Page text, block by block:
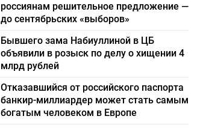
россиянам решительное предложение —
до сентябрьских «выборов»
Бывшего зама Набиуллиной в ЦБ
объявили в розыск по делу о хищении 4
млрд рублей
Отказавшийся от российского паспорта
банкир-миллиардер может стать самым
богатым человеком в Европе